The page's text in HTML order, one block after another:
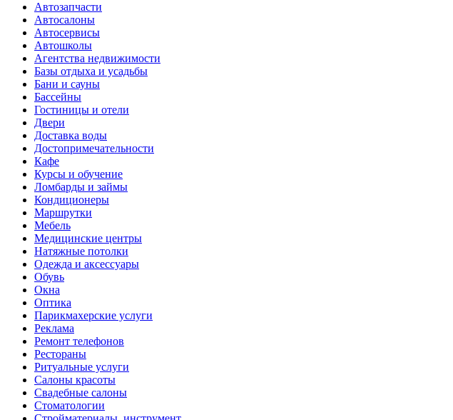
Автозапчасти
Автосалоны
Автосервисы
Автошколы
Агентства недвижимости
Базы отдыха и усадьбы
Бани и сауны
Бассейны
Гостиницы и отели
Двери
Доставка воды
Достопримечательности
Кафе
Курсы и обучение
Ломбарды и займы
Кондиционеры
Маршрутки
Мебель
Медицинские центры
Натяжные потолки
Одежда и аксессуары
Обувь
Окна
Оптика
Парикмахерские услуги
Реклама
Ремонт телефонов
Рестораны
Ритуальные услуги
Салоны красоты
Свадебные салоны
Стоматологии